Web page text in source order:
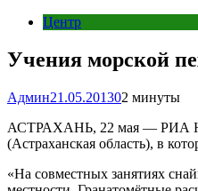
Центр
Учения морской
Админ21.05.201302 минуты
АСТРАХАНЬ, 22 мая — РИА
(Астраханская область), в
«На совместных занятиях